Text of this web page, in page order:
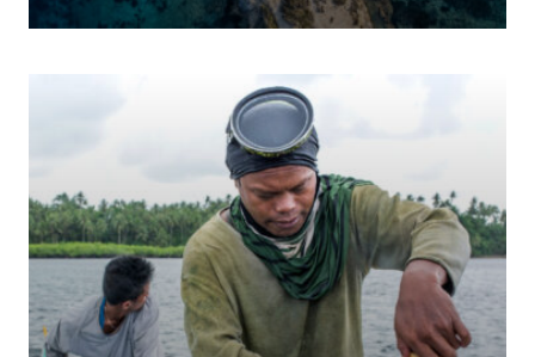
Siyasal Riskten Siyasal Güce: Filipinler’de Bir